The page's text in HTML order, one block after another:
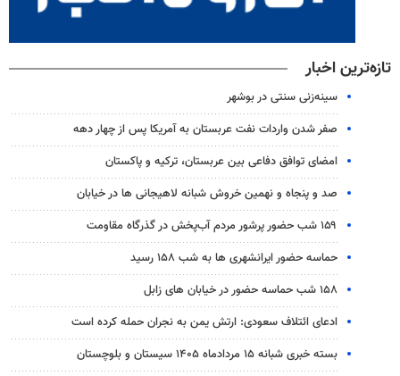
تازه‌ترین اخبار
سینه‌زنی سنتی در بوشهر
صفر شدن واردات نفت عربستان به آمریکا پس از چهار دهه
امضای توافق دفاعی بین عربستان، ترکیه و پاکستان
صد و پنجاه و نهمین خروش شبانه لاهیجانی ها در خیابان
۱۵۹ شب حضور پرشور مردم آب‌پخش در گذرگاه مقاومت
حماسه حضور ایرانشهری ها به شب ۱۵۸ رسید
۱۵۸ شب حماسه حضور در خیابان های زابل
ادعای ائتلاف سعودی: ارتش یمن به نجران حمله کرده است
بسته خبری شبانه ۱۵ مردادماه ۱۴۰۵ سیستان و بلوچستان